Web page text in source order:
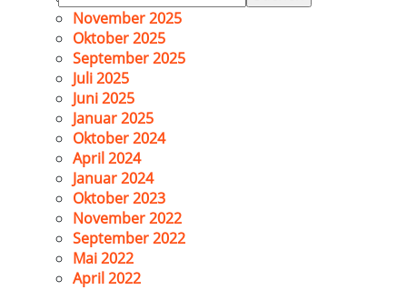
nach:
November 2025
Oktober 2025
September 2025
Juli 2025
Juni 2025
Januar 2025
Oktober 2024
April 2024
Januar 2024
Oktober 2023
November 2022
September 2022
Mai 2022
April 2022